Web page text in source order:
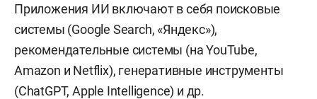
Приложения ИИ включают в себя поисковые
системы (Google Search, «Яндекс»),
рекомендательные системы (на YouTube,
Amazon и Netflix), генеративные инструменты
(ChatGPT, Apple Intelligence) и др.